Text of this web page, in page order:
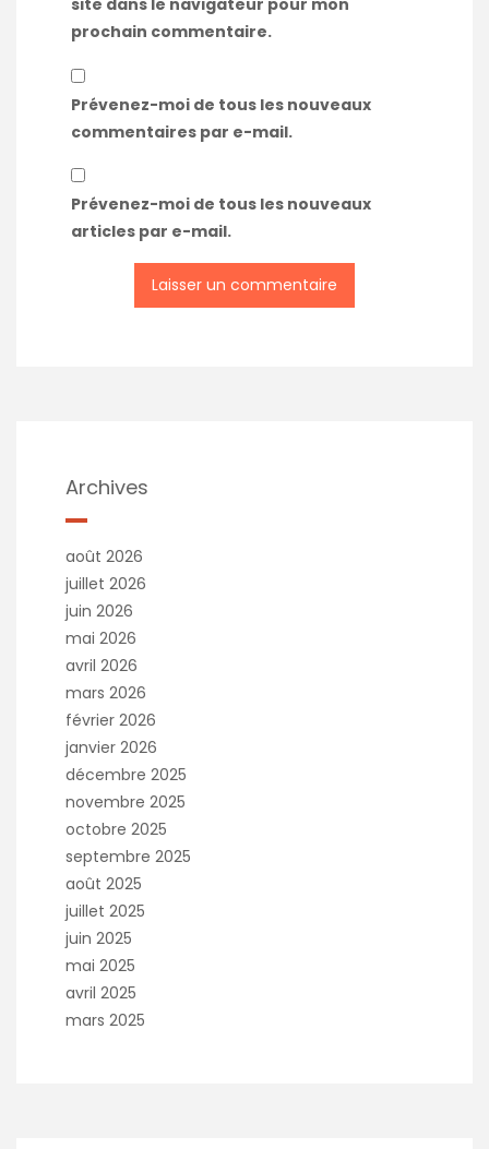
site dans le navigateur pour mon
prochain commentaire.
Prévenez-moi de tous les nouveaux
commentaires par e-mail.
Prévenez-moi de tous les nouveaux
articles par e-mail.
Archives
août 2026
juillet 2026
juin 2026
mai 2026
avril 2026
mars 2026
février 2026
janvier 2026
décembre 2025
novembre 2025
octobre 2025
septembre 2025
août 2025
juillet 2025
juin 2025
mai 2025
avril 2025
mars 2025